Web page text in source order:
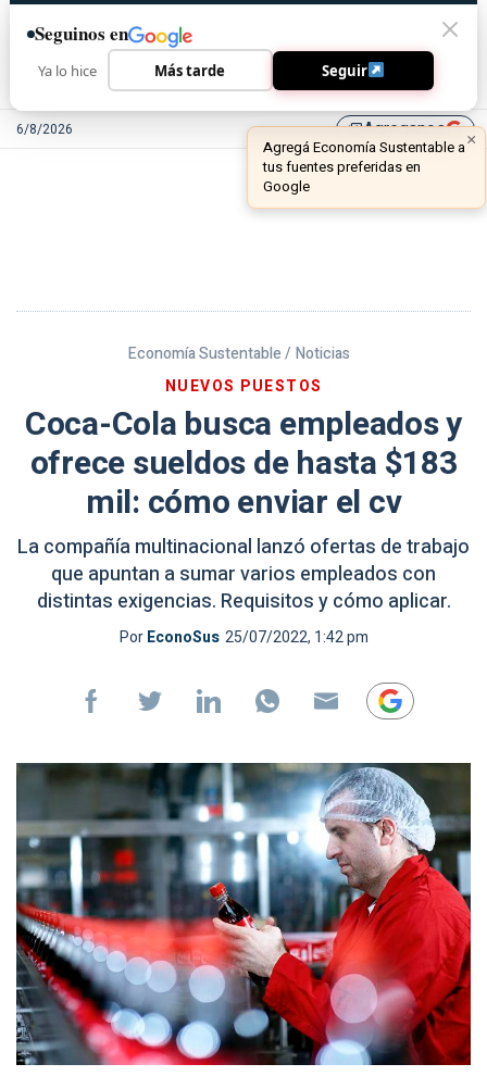
6/8/2026 library_addAgreganos
Economía Sustentable / Noticias
NUEVOS PUESTOS
Coca-Cola busca empleados y
ofrece sueldos de hasta $183
mil: cómo enviar el cv
La compañía multinacional lanzó ofertas de trabajo
que apuntan a sumar varios empleados con
distintas exigencias. Requisitos y cómo aplicar.
PorEconoSus 25/07/2022, 1:42 pm
Seguinos en
Ya lo hice Más tarde Seguir